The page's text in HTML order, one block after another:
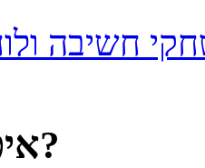
חשיבה
איפה המים שלי?